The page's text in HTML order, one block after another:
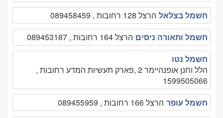
חשמל בצלאל הרצל 128 רחובות , 089458459
חשמל ותאורה ניסים הרצל 164 רחובות , 089453187
חשמל נטו
הלל וחנן אופנהיימר 2 ,פארק תעשיות המדע רחובות ,
1599505066
חשמל עופר הרצל 166 רחובות , 089455959